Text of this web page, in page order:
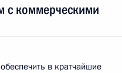
с коммерческими
в кратчайшие